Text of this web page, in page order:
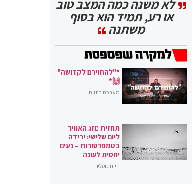
לא משנה כמה המצב טוב
או רע, תמיד הוא בסוף
משתנה
*"להחזירם לקדושה"
🙌*
מערכת בחזית
תחזית מזג האוויר
ליום שלישי: ירידה
בטמפרטורות – נעים
יחסית לעונה
חיים גוטליב